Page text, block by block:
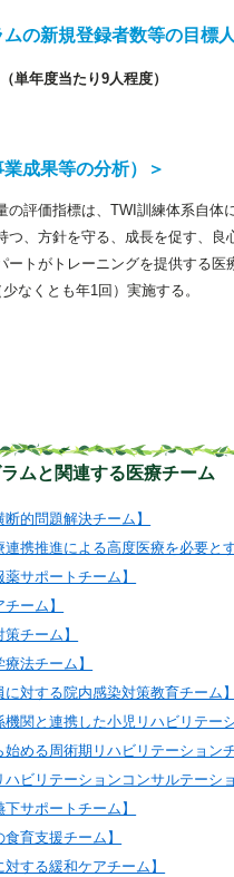
ムの新規登録者数等の目標
単年度当たり9人程度）
成果等の分析）＞
の評価指標は、TWI訓練体系自
つ、方針を守る、成長を促す、
ートがトレーニングを提供する
なくとも年1回）実施する。
ムと関連する医療チーム
的問題解決チーム】
連携推進による高度医療を必要と
サポートチーム】
ーム】
チーム】
法チーム】
に対する院内感染対策教育チーム
機関と連携した小児リハビリテー
始める周術期リハビリテーション
ハビリテーションコンサルテーシ
サポートチーム】
育支援チーム】
する緩和ケアチーム】